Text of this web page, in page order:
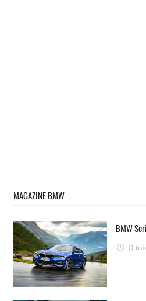
MAGAZINE BMW
BMW